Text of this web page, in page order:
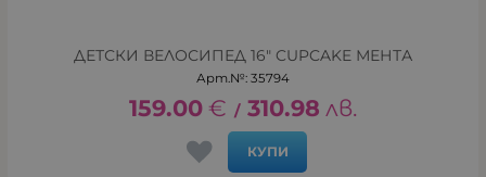
ДЕТСКИ ВЕЛОСИПЕД 16" CUPCAKE МЕНТА
Арт.№: 35794
159.00 € / 310.98 лв.
КУПИ